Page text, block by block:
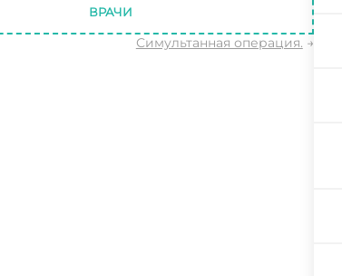
ВРАЧИ
Симультанная операция. →